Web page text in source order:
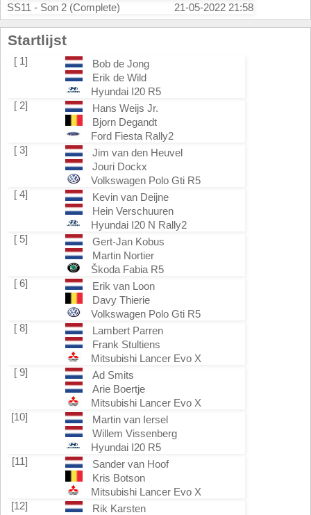
SS11 - Son 2 (Complete)
21-05-2022 21:58
Startlijst
[ 1]
Bob de Jong
Erik de Wild
Hyundai I20 R5
[ 2]
Hans Weijs Jr.
Bjorn Degandt
Ford Fiesta Rally2
[ 3]
Jim van den Heuvel
Jouri Dockx
Volkswagen Polo Gti R5
[ 4]
Kevin van Deijne
Hein Verschuuren
Hyundai I20 N Rally2
[ 5]
Gert-Jan Kobus
Martin Nortier
Škoda Fabia R5
[ 6]
Erik van Loon
Davy Thierie
Volkswagen Polo Gti R5
[ 8]
Lambert Parren
Frank Stultiens
Mitsubishi Lancer Evo X
[ 9]
Ad Smits
Arie Boertje
Mitsubishi Lancer Evo X
[10]
Martin van Iersel
Willem Vissenberg
Hyundai I20 R5
[11]
Sander van Hoof
Kris Botson
Mitsubishi Lancer Evo X
[12]
Rik Karsten